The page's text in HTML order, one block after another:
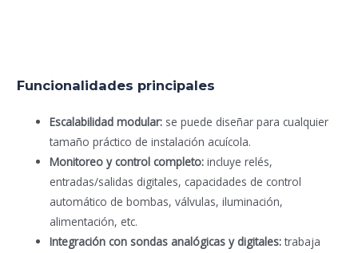
Funcionalidades principales
Escalabilidad modular:se puede diseñar para cualquier
tamaño práctico de instalación acuícola.
Monitoreo y control completo:incluye relés,
entradas/salidas digitales, capacidades de control
automático de bombas, válvulas, iluminación,
alimentación, etc.
Integración con sondas analógicas y digitales:trabaja